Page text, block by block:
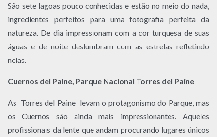
São sete lagoas pouco conhecidas e estão no meio do nada,
ingredientes perfeitos para uma fotografia perfeita da
natureza. De dia impressionam com a cor turquesa de suas
águas e de noite deslumbram com as estrelas refletindo
nelas.
Cuernos del Paine, Parque Nacional Torres del Paine
As Torres del Paine levam o protagonismo do Parque, mas
os Cuernos são ainda mais impressionantes. Aqueles
profissionais da lente que andam procurando lugares únicos